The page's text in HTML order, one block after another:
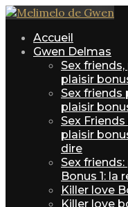
Accueil
Gwen Delmas
Sex
plaisir
Sex friends
plaisir
Sex
plaisir
dire
Sex
Bonus 1: la
Killer love
Killer love